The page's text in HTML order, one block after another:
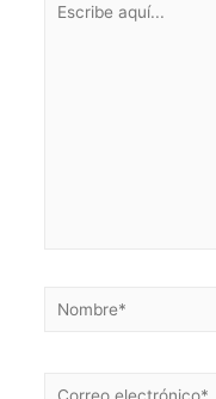
Nombre*
Correo